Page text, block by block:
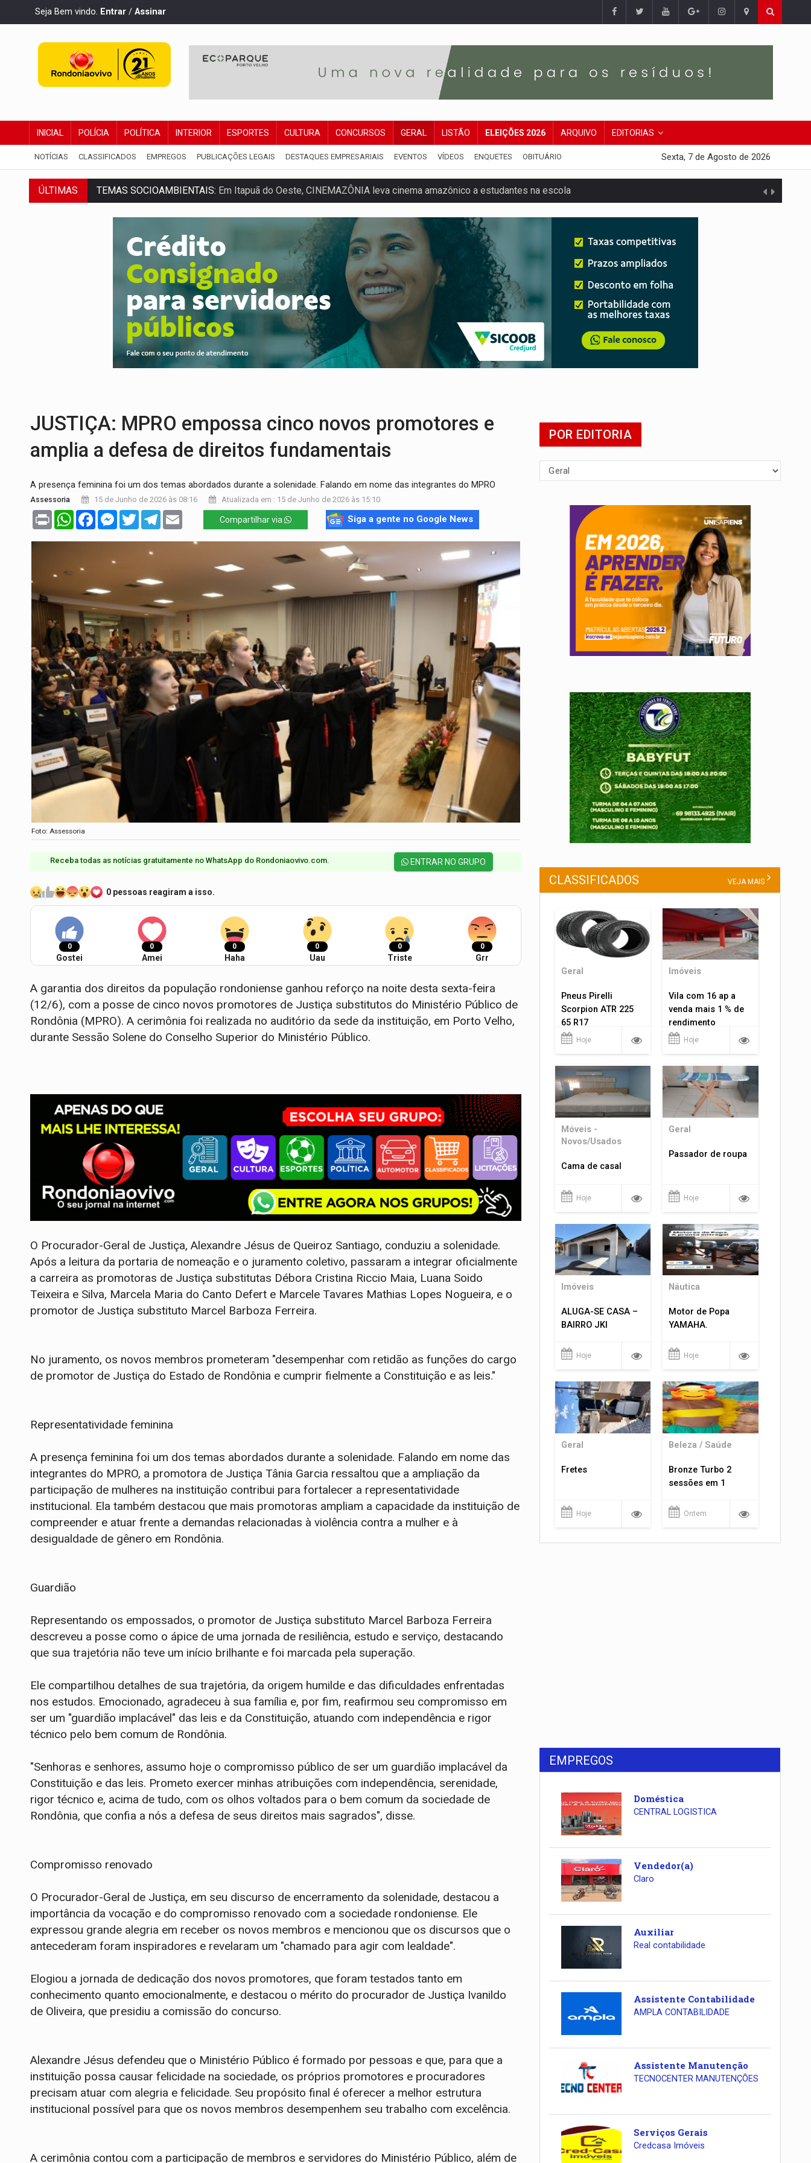
Seja Bem vindo. Entrar / Assinar
INICIAL POLÍCIA POLÍTICA INTERIOR ESPORTES CULTURA CONCURSOS GERAL LISTÃO ELEIÇÕES 2026 ARQUIVO EDITORIAS
NOTÍCIAS CLASSIFICADOS EMPREGOS PUBLICAÇÕES LEGAIS DESTAQUES EMPRESARIAIS EVENTOS VÍDEOS ENQUETES OBITUÁRIO Sexta, 7 de Agosto de 2026
ÚLTIMAS TEMAS SOCIOAMBIENTAIS: Em Itapuã do Oeste, CINEMAZÔNIA leva cinema amazônico a estudantes na escola
PREVISÃO:Interior de Rondônia terá sábado (8) de calor intenso e tempo firme
INFRAESTRUTURA:Após quase 30 anos de espera, asfalto chega ao bairro Nova Esperança
Coreografia de Rondônia estreia na programação do Festival de Dança de Joinville
ELEIÇÕES 2026: Sgt. Mouza esclarece 'erro de digitação' em declaração de patrimônio de R$ 29 mi
JUDICIÁRIO:Sinjur parabeniza servidores pelo adicional de incentivo com efeitos retroativos
Publicação Legal:AVISO DE LICITAÇÃO: Pregão Eletrônico Nº 12/2026 - UASG 200095
BR-364: Polícia apreende mais de uma tonelada de drogas em fundo falso de caminhão
JUSTIÇA: MPRO empossa cinco novos promotores e
amplia a defesa de direitos fundamentais
A presença feminina foi um dos temas abordados durante a solenidade. Falando em nome das integrantes do MPRO
Assessoria 15 de Junho de 2026 às 08:16 Atualizada em : 15 de Junho de 2026 às 15:10
Print WhatsAppFacebookMessenger
TwitterTelegram Compartilhar via Siga a gente no Google News
Foto: Assessoria
Receba todas as notícias gratuitamente no WhatsApp do Rondoniaovivo.com.​ ENTRAR NO GRUPO
0 pessoas reagiram a isso.
0
Gostei
0
Amei
0
Haha
0
Uau
0
Triste
0
Grr
A garantia dos direitos da população rondoniense ganhou reforço na noite desta sexta-feira
(12/6), com a posse de cinco novos promotores de Justiça substitutos do Ministério Público de
Rondônia (MPRO). A cerimônia foi realizada no auditório da sede da instituição, em Porto Velho,
durante Sessão Solene do Conselho Superior do Ministério Público.
O Procurador-Geral de Justiça, Alexandre Jésus de Queiroz Santiago, conduziu a solenidade.
Após a leitura da portaria de nomeação e o juramento coletivo, passaram a integrar oficialmente
a carreira as promotoras de Justiça substitutas Débora Cristina Riccio Maia, Luana Soido
Teixeira e Silva, Marcela Maria do Canto Defert e Marcele Tavares Mathias Lopes Nogueira, e o
promotor de Justiça substituto Marcel Barboza Ferreira.
No juramento, os novos membros prometeram "desempenhar com retidão as funções do cargo
de promotor de Justiça do Estado de Rondônia e cumprir fielmente a Constituição e as leis."
Representatividade feminina
A presença feminina foi um dos temas abordados durante a solenidade. Falando em nome das
integrantes do MPRO, a promotora de Justiça Tânia Garcia ressaltou que a ampliação da
participação de mulheres na instituição contribui para fortalecer a representatividade
institucional. Ela também destacou que mais promotoras ampliam a capacidade da instituição de
compreender e atuar frente a demandas relacionadas à violência contra a mulher e à
desigualdade de gênero em Rondônia.
Guardião
Representando os empossados, o promotor de Justiça substituto Marcel Barboza Ferreira
descreveu a posse como o ápice de uma jornada de resiliência, estudo e serviço, destacando
que sua trajetória não teve um início brilhante e foi marcada pela superação.
Ele compartilhou detalhes de sua trajetória, da origem humilde e das dificuldades enfrentadas
nos estudos. Emocionado, agradeceu à sua família e, por fim, reafirmou seu compromisso em
ser um "guardião implacável" das leis e da Constituição, atuando com independência e rigor
técnico pelo bem comum de Rondônia.
"Senhoras e senhores, assumo hoje o compromisso público de ser um guardião implacável da
Constituição e das leis. Prometo exercer minhas atribuições com independência, serenidade,
rigor técnico e, acima de tudo, com os olhos voltados para o bem comum da sociedade de
Rondônia, que confia a nós a defesa de seus direitos mais sagrados", disse.
Compromisso renovado
O Procurador-Geral de Justiça, em seu discurso de encerramento da solenidade, destacou a
importância da vocação e do compromisso renovado com a sociedade rondoniense. Ele
expressou grande alegria em receber os novos membros e mencionou que os discursos que o
antecederam foram inspiradores e revelaram um "chamado para agir com lealdade".
Elogiou a jornada de dedicação dos novos promotores, que foram testados tanto em
conhecimento quanto emocionalmente, e destacou o mérito do procurador de Justiça Ivanildo
de Oliveira, que presidiu a comissão do concurso.
Alexandre Jésus defendeu que o Ministério Público é formado por pessoas e que, para que a
instituição possa causar felicidade na sociedade, os próprios promotores e procuradores
precisam atuar com alegria e felicidade. Seu propósito final é oferecer a melhor estrutura
institucional possível para que os novos membros desempenhem seu trabalho com excelência.
A cerimônia contou com a participação de membros e servidores do Ministério Público, além de
POR EDITORIA
CLASSIFICADOS VEJA MAIS
Geral
Pneus Pirelli
Scorpion ATR 225
65 R17
Hoje
Imóveis
Vila com 16 ap a
venda mais 1 % de
rendimento
Hoje
Móveis -
Novos/Usados
Cama de casal
Hoje
Geral
Passador de roupa
Hoje
Imóveis
ALUGA-SE CASA –
BAIRRO JKI
Hoje
Náutica
Motor de Popa
YAMAHA.
Hoje
Geral
Fretes
Hoje
Beleza / Saúde
Bronze Turbo 2
sessões em 1
Ontem
EMPREGOS
Doméstica
CENTRAL LOGISTICA
Vendedor(a)
Claro
Auxiliar
Real contabilidade
Assistente Contabilidade
AMPLA CONTABILIDADE
Assistente Manutenção
TECNOCENTER MANUTENÇÕES
Serviços Gerais
Credcasa Imóveis